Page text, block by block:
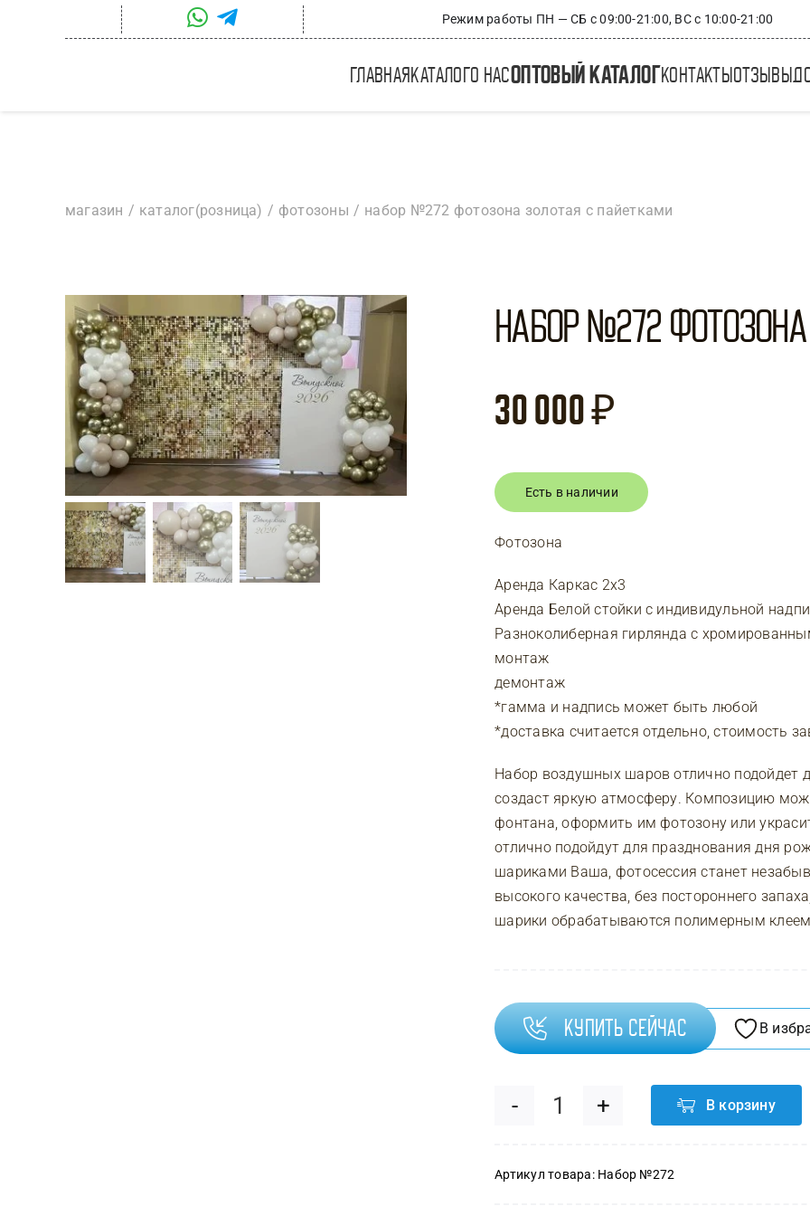
Режим работы ПН — СБ с 09:00-21:00, ВС с 10:00-21:00
главная каталого насоптовый каталогконтакты отзывы
магазин каталог(розница) фотозоны набор №272 фотозона золотая с пайетками
Набор №272
30 000₽
Есть в наличии
Фотозона
Аренда Каркас 2х3
Аренда Белой стойки с индивидульной
Разноколиберная гирлянда с
монтаж
демонтаж
*гамма и надпись может быть любой
*доставка считается отдельно, стоимость
Набор воздушных шаров отлично подойдет
создаст яркую атмосферу. Композицию
фонтана, оформить им фотозону или
отлично подойдут для празднования дня
шариками Ваша, фотосессия станет
высокого качества, без постороннего
шарики обрабатываются полимерным
Купить сейчас В
Количество
товара
В корзину
Артикул товара: Набор №272